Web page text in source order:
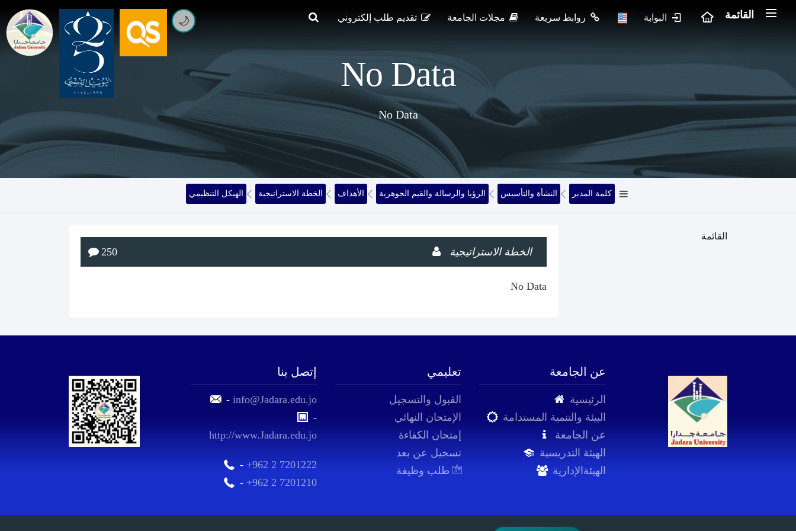
🌙 القائمة
No Data
No Data
الهيكل التنظيمي الخطة الاستراتيجية الأهداف الرؤيا والرسالة والقيم الجوهرية النشأة والتأسيس كلمة المدير
الخطة الاستراتيجية 250
No Data
القائمة
إتصل بنا
-info@Jadara.edu.jo
-
http://www.Jadara.edu.jo
- +962 2 7201222
- +962 2 7201210
تعليمي
القبول والتسجيل
الإمتحان النهائي
إمتحان الكفاءة
تسجيل عن بعد
عن الجامعة
الرئيسية
البيئة والتنمية المستدامة
عن الجامعة
الهيئة التدريسية
الهيئةالإدارية